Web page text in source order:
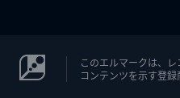
このエルマークは、
コンテンツを示す登